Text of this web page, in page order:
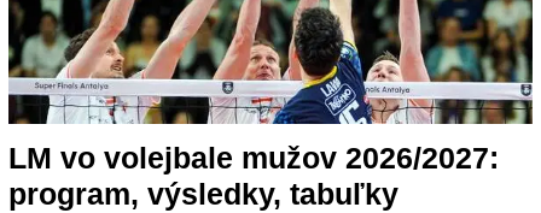
LM vo volejbale mužov 2026/2027:
program, výsledky, tabuľky